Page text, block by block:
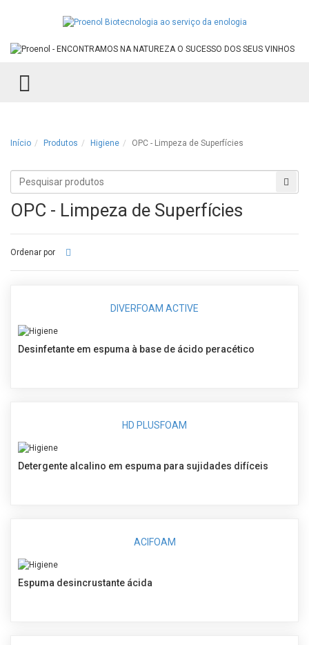
TOGGLE MENU
Início Produtos Higiene OPC - Limpeza de Superfícies
Procurar
produtos
OPC - Limpeza de Superfícies
Ordenar por
DIVERFOAM ACTIVE
Desinfetante em espuma à base de ácido peracético
HD PLUSFOAM
Detergente alcalino em espuma para sujidades difíceis
ACIFOAM
Espuma desincrustante ácida